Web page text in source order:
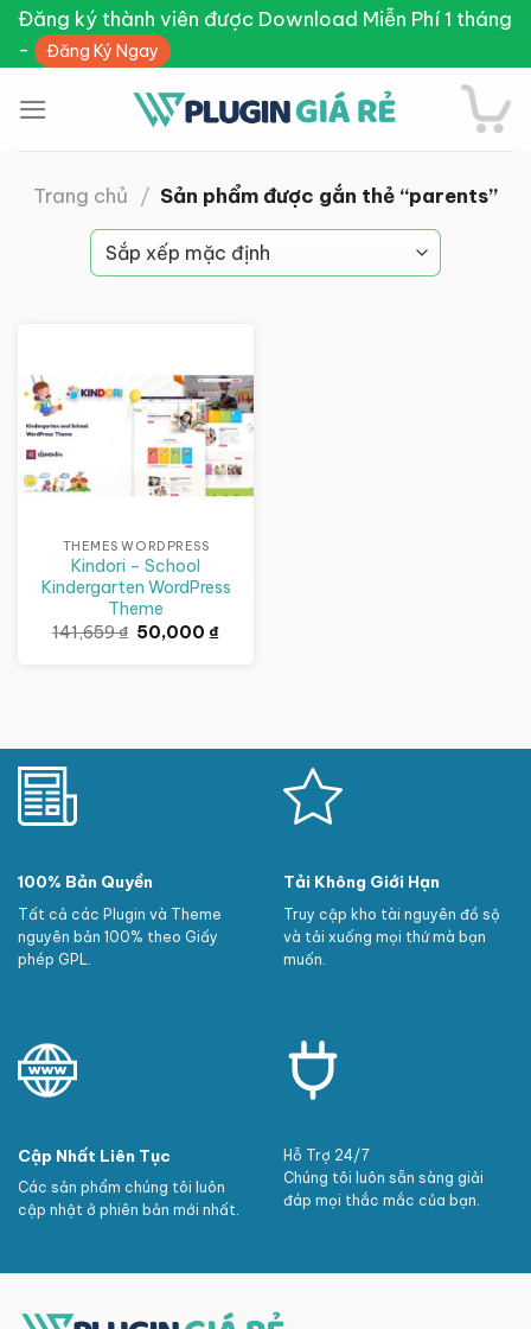
Skip
content
Đăng ký thành viên được Download Miễn Phí 1 tháng
-
Đăng Ký Ngay
Trang chủ / Sản phẩm được gắn thẻ “parents”
THEMES WORDPRESS
Kindori – School
Kindergarten WordPress
Theme
141,659₫ Giá
gốc
50,000₫Giá
100% Bản Quyền
Tất cả các Plugin và Theme
nguyên bản 100% theo Giấy
phép GPL.
Tải Không Giới Hạn
Truy cập kho tài nguyên đồ sộ
và tải xuống mọi thứ mà bạn
muốn.
Cập Nhất Liên Tục
Các sản phẩm chúng tôi luôn
cập nhật ở phiên bản mới nhất.
Hỗ Trợ 24/7
Chúng tôi luôn sẵn sàng giải
đáp mọi thắc mắc của bạn.